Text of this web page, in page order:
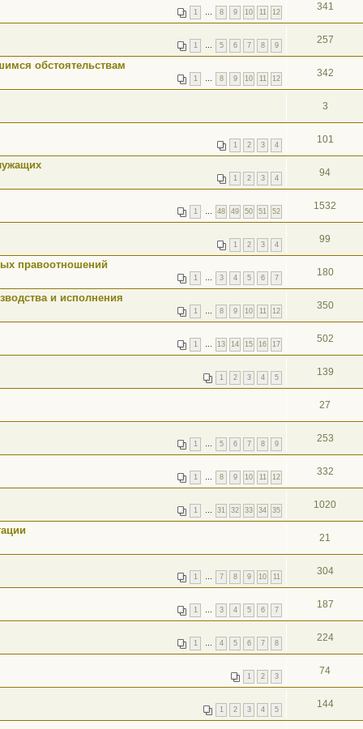
1 … 8 9 10 11 12 341
1 … 5 6 7 8 9 257
обстоятельствам
1 … 8 9 10 11 12 342
3
1 2 3 4 101
1 2 3 4 94
1 … 48 49 50 51 52 1532
1 2 3 4 99
правоотношений
1 … 3 4 5 6 7 180
и исполнения
1 … 8 9 10 11 12 350
1 … 13 14 15 16 17 502
1 2 3 4 5 139
27
1 … 5 6 7 8 9 253
1 … 8 9 10 11 12 332
1 … 31 32 33 34 35 1020
21
1 … 7 8 9 10 11 304
1 … 3 4 5 6 7 187
1 … 4 5 6 7 8 224
1 2 3 74
1 2 3 4 5 144